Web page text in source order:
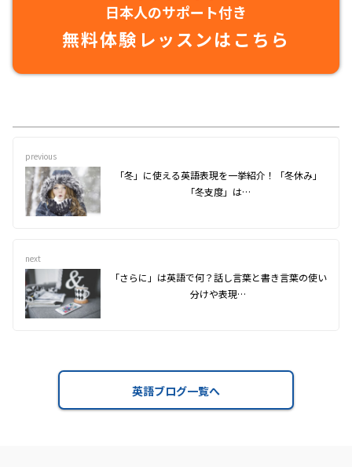
日本人のサポート付き
無料体験レッスンはこちら
previous
「冬」に使える英語表現を一挙紹介！「冬休み」
「冬支度」は…
next
「さらに」は英語で何？話し言葉と書き言葉の使い
分けや表現…
英語ブログ一覧へ